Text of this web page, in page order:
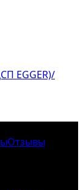
EGGER)/
Отзывы